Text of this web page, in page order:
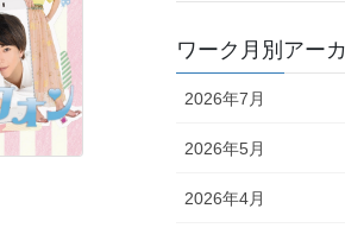
ワーク月別アー
2026年7月
2026年5月
2026年4月